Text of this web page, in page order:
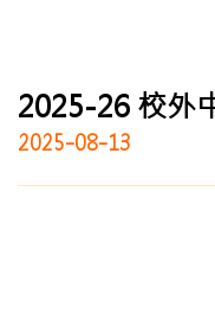
2025-26 校外
2025-08-13